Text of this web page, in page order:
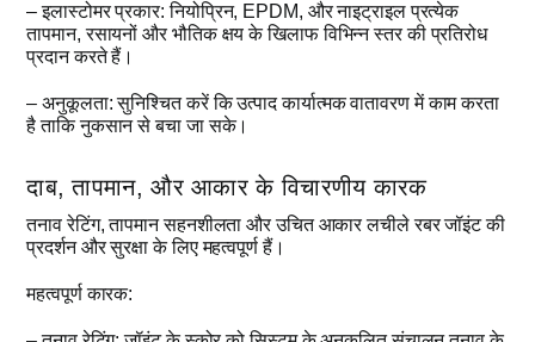
– इलास्टोमर प्रकार: नियोप्रिन, EPDM, और नाइट्राइल प्रत्येक
तापमान, रसायनों और भौतिक क्षय के खिलाफ विभिन्न स्तर की प्रतिरोध
प्रदान करते हैं।
– अनुकूलता: सुनिश्चित करें कि उत्पाद कार्यात्मक वातावरण में काम करता
है ताकि नुकसान से बचा जा सके।
दाब, तापमान, और आकार के विचारणीय कारक
तनाव रेटिंग, तापमान सहनशीलता और उचित आकार लचीले रबर जॉइंट की
प्रदर्शन और सुरक्षा के लिए महत्वपूर्ण हैं।
महत्वपूर्ण कारक: